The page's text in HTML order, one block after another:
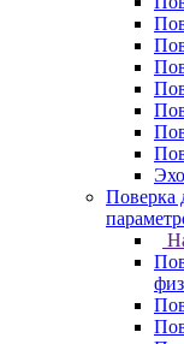
Поверка